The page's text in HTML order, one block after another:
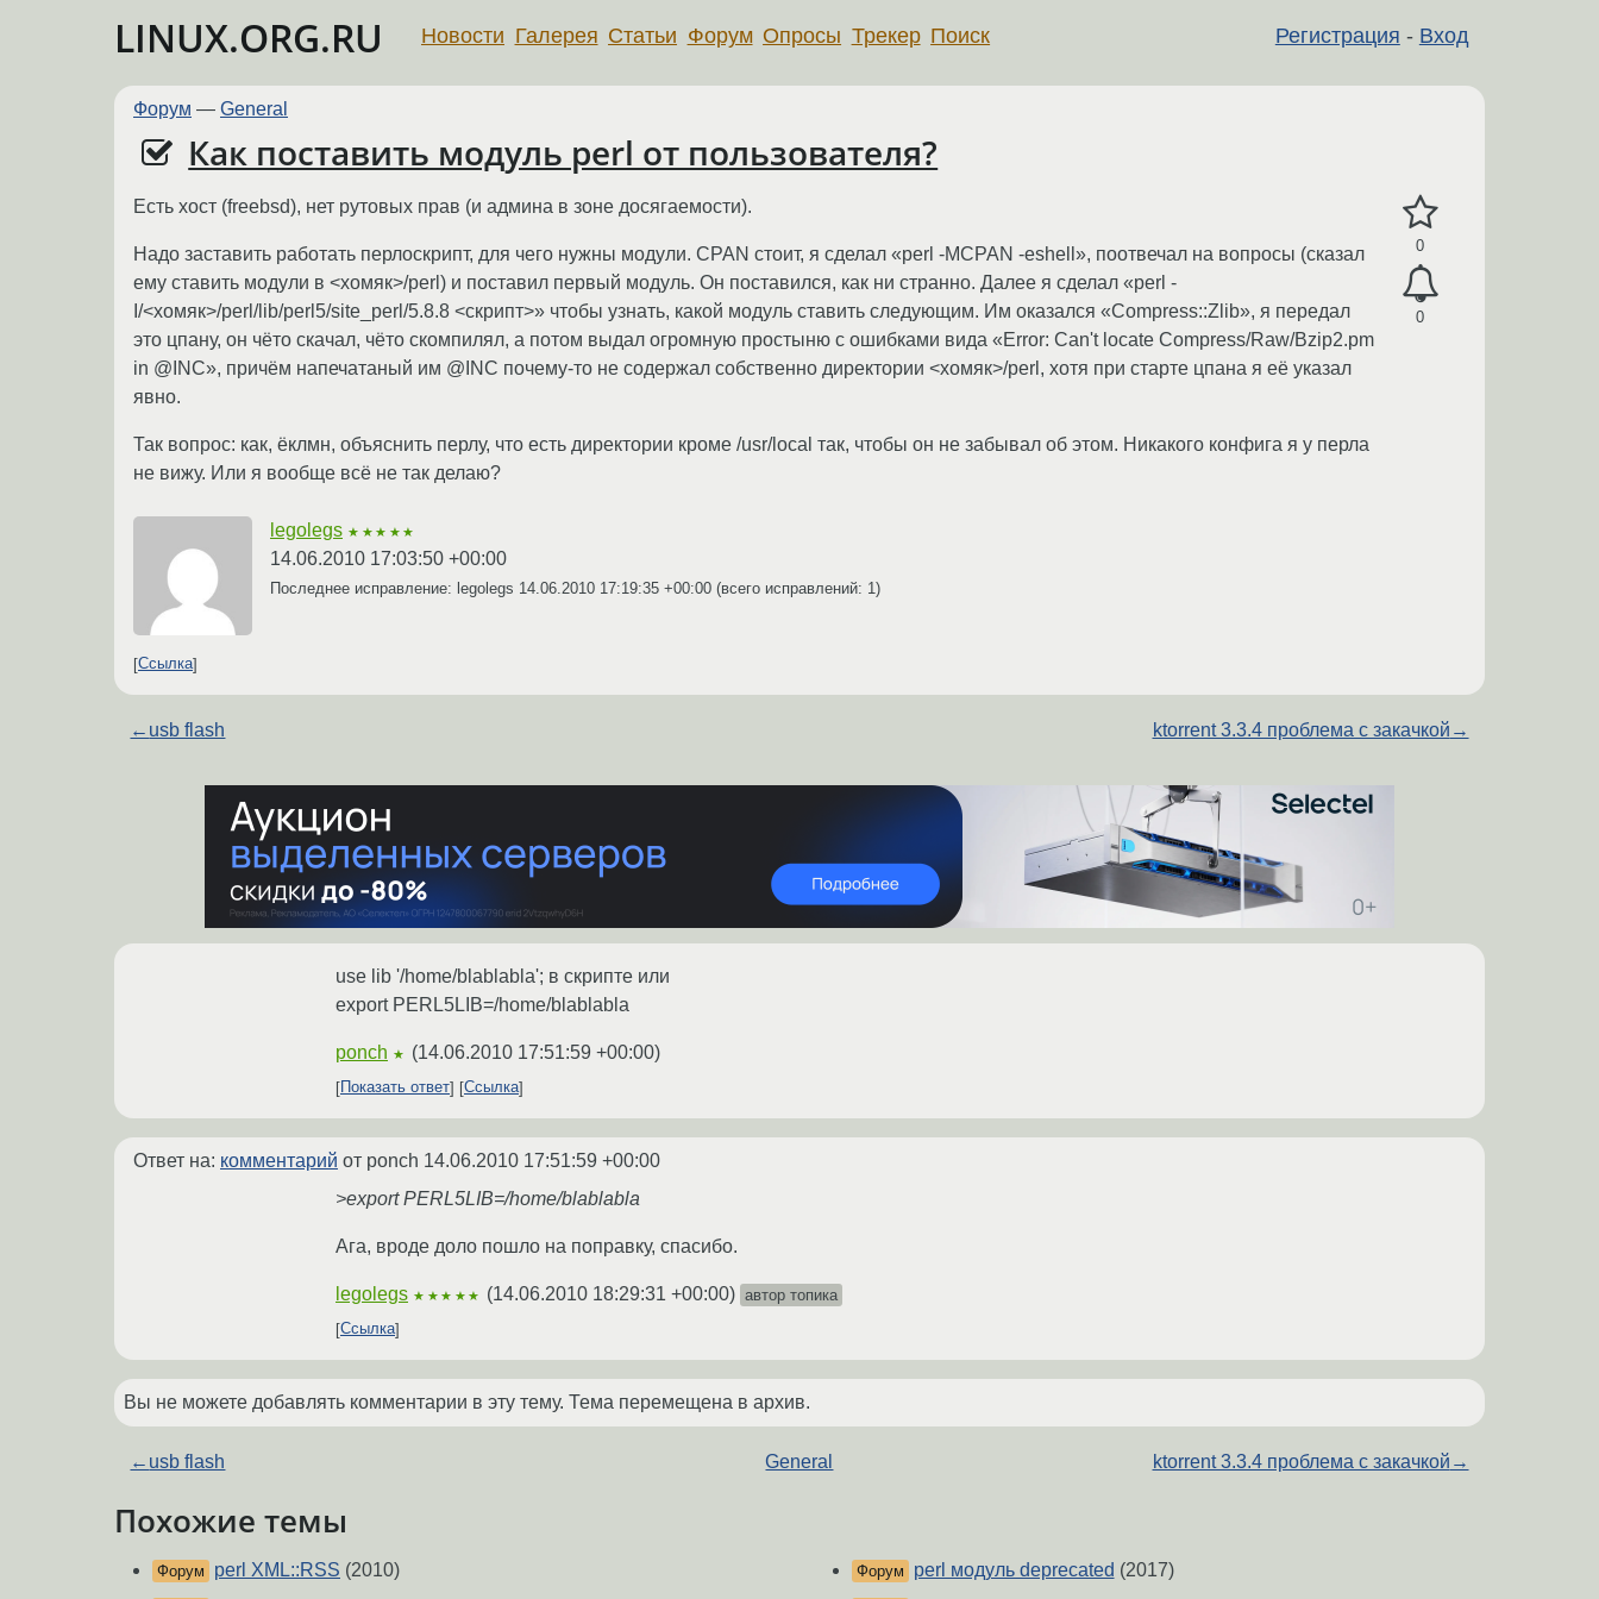
LINUX.ORG.RU Регистрация - Вход
Новости Галерея Статьи Форум Опросы Трекер Поиск
Форум — General
Как поставить модуль perl от пользователя?
0
0
Есть хост (freebsd), нет рутовых прав (и админа в зоне досягаемости).
Надо заставить работать перлоскрипт, для чего нужны модули. CPAN стоит, я сделал «perl -MCPAN -eshell», поотвечал на вопросы (сказал
ему ставить модули в <хомяк>/perl) и поставил первый модуль. Он поставился, как ни странно. Далее я сделал «perl -
I/<хомяк>/perl/lib/perl5/site_perl/5.8.8 <скрипт>» чтобы узнать, какой модуль ставить следующим. Им оказался «Compress::Zlib», я передал
это цпану, он чёто скачал, чёто скомпилял, а потом выдал огромную простыню с ошибками вида «Error: Can't locate Compress/Raw/Bzip2.pm
in @INC», причём напечатаный им @INC почему-то не содержал собственно директории <хомяк>/perl, хотя при старте цпана я её указал
явно.
Так вопрос: как, ёклмн, объяснить перлу, что есть директории кроме /usr/local так, чтобы он не забывал об этом. Никакого конфига я у перла
не вижу. Или я вообще всё не так делаю?
legolegs ★★★★★
14.06.2010 17:03:50 +00:00
Последнее исправление: legolegs 14.06.2010 17:19:35 +00:00 (всего исправлений: 1)
Ссылка
← usb flash ktorrent 3.3.4 проблема с закачкой →
use lib '/home/blablabla'; в скрипте или
export PERL5LIB=/home/blablabla
ponch ★ (14.06.2010 17:51:59 +00:00)
Показать ответ Ссылка
Ответ на: комментарий от ponch 14.06.2010 17:51:59 +00:00
>export PERL5LIB=/home/blablabla
Ага, вроде доло пошло на поправку, спасибо.
legolegs ★★★★★ (14.06.2010 18:29:31 +00:00) автор топика
Ссылка
Вы не можете добавлять комментарии в эту тему. Тема перемещена в архив.
← usb flash General ktorrent 3.3.4 проблема с закачкой →
Похожие темы
Форум perl XML::RSS (2010)
Форум perl модуль deprecated (2017)